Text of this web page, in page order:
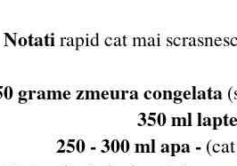
Notatirapid cat mai
grame zmeura congelata
350 ml
250 - 300 ml apa -